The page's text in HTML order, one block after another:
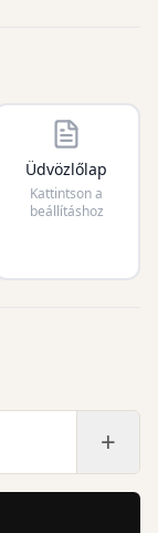
Üdvözlőlap
Kattintson a
beállításhoz
+